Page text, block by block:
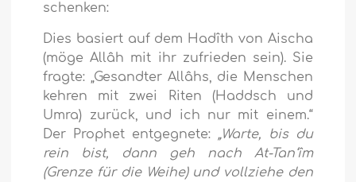
schenken:
Dies basiert auf dem Hadîth von Aischa
(möge Allâh mit ihr zufrieden sein). Sie
fragte: „Gesandter Allâhs, die Menschen
kehren mit zwei Riten (Haddsch und
Umra) zurück, und ich nur mit einem.“
Der Prophet entgegnete: „Warte, bis du
rein bist, dann geh nach At-Tan‘îm
(Grenze für die Weihe) und vollziehe den